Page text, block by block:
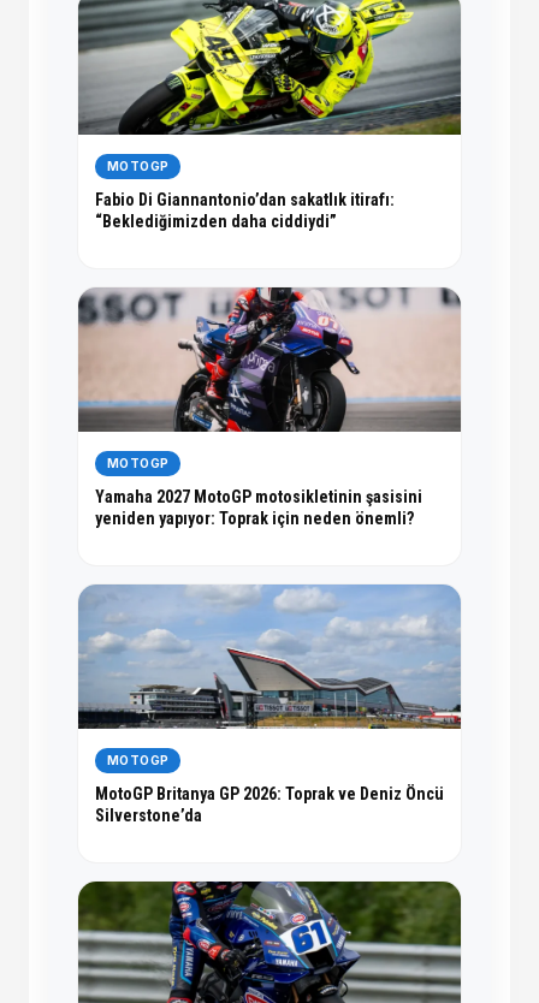
MOTOGP
Fabio Di Giannantonio’dan sakatlık itirafı:
“Beklediğimizden daha ciddiydi”
MOTOGP
Yamaha 2027 MotoGP motosikletinin şasisini
yeniden yapıyor: Toprak için neden önemli?
MOTOGP
MotoGP Britanya GP 2026: Toprak ve Deniz Öncü
Silverstone’da